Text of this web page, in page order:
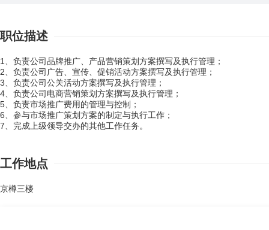
职位描述
1、负责公司品牌推广、产品营销策划方案撰写及执行管理；
2、负责公司广告、宣传、促销活动方案撰写及执行管理；
3、负责公司公关活动方案撰写及执行管理；
4、负责公司电商营销策划方案撰写及执行管理；
5、负责市场推广费用的管理与控制；
6、参与市场推广策划方案的制定与执行工作；
7、完成上级领导交办的其他工作任务。
工作地点
京樽三楼